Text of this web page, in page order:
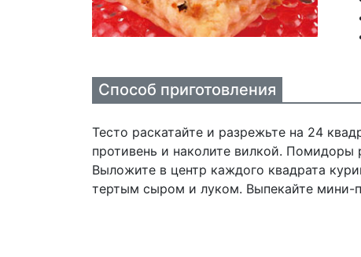
Способ приготовления
Тесто раскатайте и разрежьте на 24
противень и наколите вилкой. Помидоры
Выложите в центр каждого квадрата
тертым сыром и луком. Выпекайте мини-